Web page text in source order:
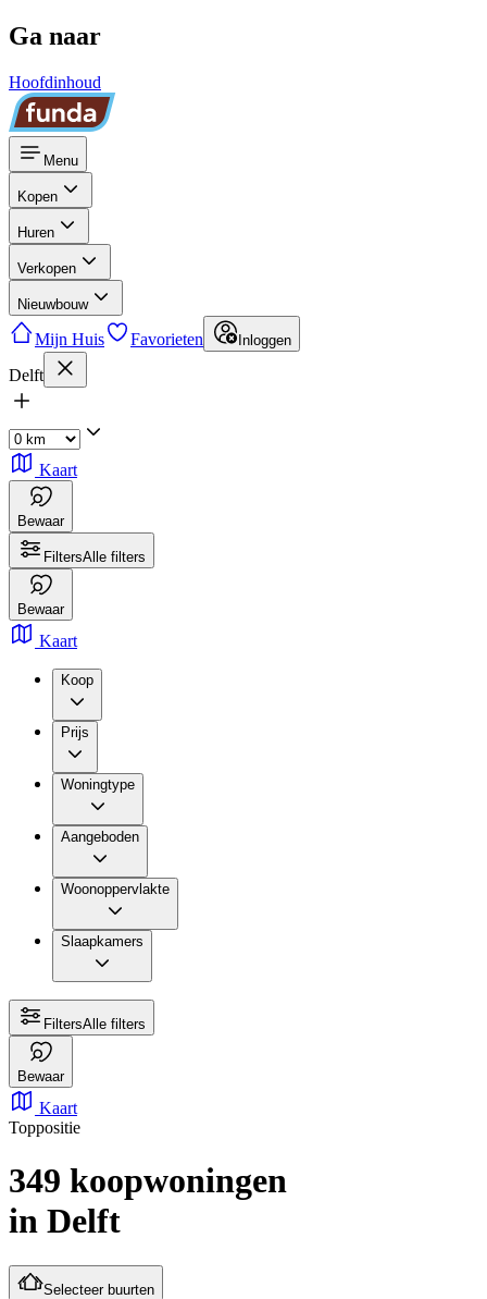
Ga naar
Hoofdinhoud
Menu
Kopen
Huren
Verkopen
Nieuwbouw
Mijn Huis Favorieten Inloggen
Delft
Kaart
Bewaar
FiltersAlle filters
Bewaar
Kaart
Koop
Prijs
Woningtype
Aangeboden
Woonoppervlakte
Slaapkamers
FiltersAlle filters
Bewaar
Kaart
Toppositie
349 koopwoningen
in Delft
Selecteer buurten